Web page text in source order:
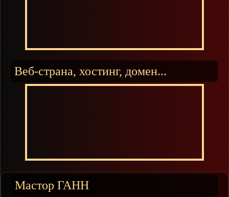
Веб-страна, хостинг, домен...
Мастор ГАНН